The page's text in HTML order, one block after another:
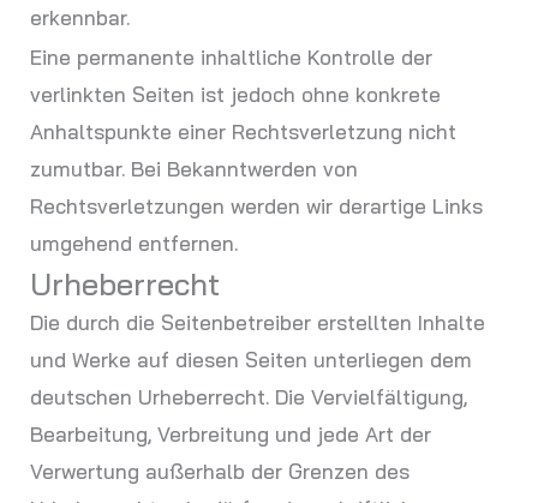
erkennbar.
Eine permanente inhaltliche Kontrolle der
verlinkten Seiten ist jedoch ohne konkrete
Anhaltspunkte einer Rechtsverletzung nicht
zumutbar. Bei Bekanntwerden von
Rechtsverletzungen werden wir derartige Links
umgehend entfernen.
Urheberrecht
Die durch die Seitenbetreiber erstellten Inhalte
und Werke auf diesen Seiten unterliegen dem
deutschen Urheberrecht. Die Vervielfältigung,
Bearbeitung, Verbreitung und jede Art der
Verwertung außerhalb der Grenzen des